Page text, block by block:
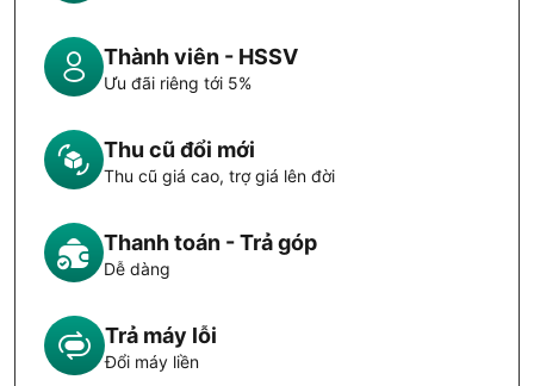
Thành viên - HSSV
Ưu đãi riêng tới 5%
Thu cũ đổi mới
Thu cũ giá cao, trợ giá lên đời
Thanh toán - Trả góp
Dễ dàng
Trả máy lỗi
Đổi máy liền